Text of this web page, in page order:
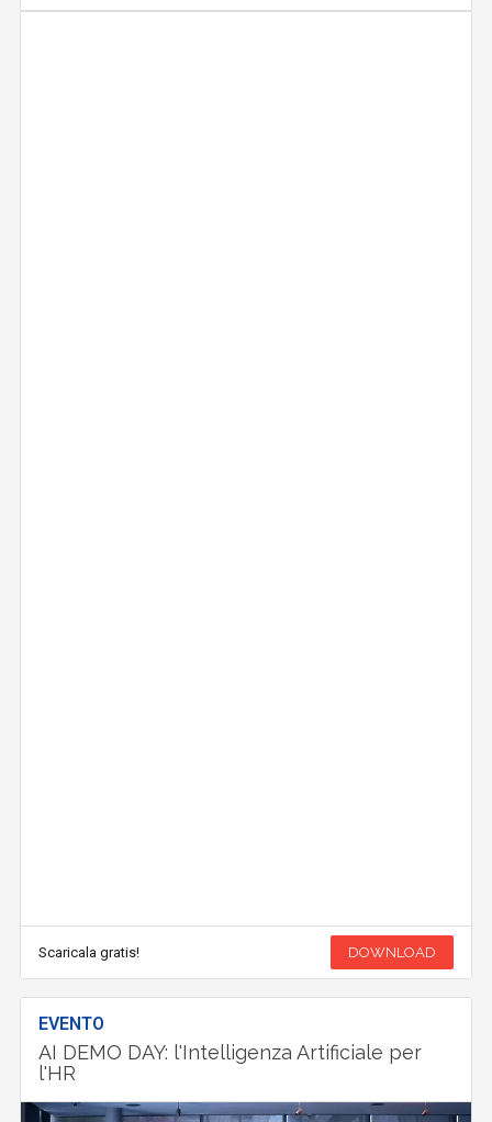
Scaricala gratis! DOWNLOAD
EVENTO
AI DEMO DAY: l'Intelligenza Artificiale per
l'HR